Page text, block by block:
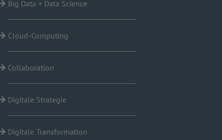
Big Data + Data Science
Cloud-Computing
Collaboration
Digitale Strategie
Digitale Transformation